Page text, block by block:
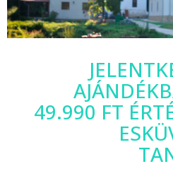
49.990 FT